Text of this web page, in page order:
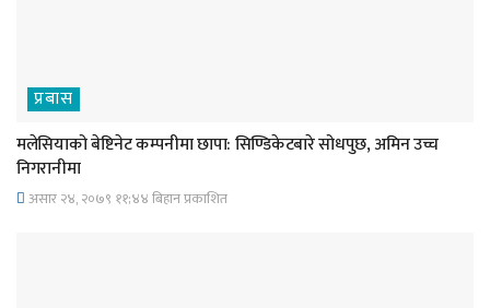
प्रबास
मलेसियाको बेष्टिनेट कम्पनीमा छापा: सिण्डिकेटबारे सोधपुछ, अमिन उच्च
निगरानीमा
असार २४, २०७९ ११;४४ बिहान प्रकाशित